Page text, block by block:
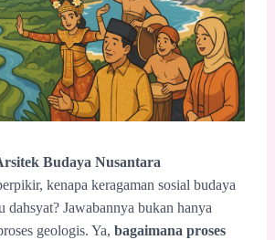
Budaya Nusantara
kenapa keragaman sosial budaya
dahsyat? Jawabannya bukan hanya
geologis. Ya, bagaimana proses